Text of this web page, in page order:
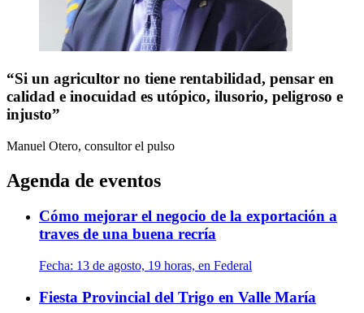
“Si un agricultor no tiene rentabilidad, pensar en
calidad e inocuidad es utópico, ilusorio, peligroso e
injusto”
Manuel Otero, consultor el pulso
Agenda de eventos
Cómo mejorar el negocio de la exportación a
traves de una buena recría
Fecha: 13 de agosto, 19 horas, en Federal
Fiesta Provincial del Trigo en Valle María